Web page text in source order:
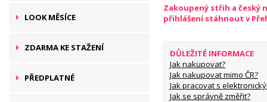
LOOK MĚSÍCE
ZDARMA KE STAŽENÍ
PŘEDPLATNÉ
Zakoupený střih a český
přihlášení stáhnout v
DŮLEŽITÉ INFORMACE
Jak nakupovat?
Jak nakupovat mimo ČR?
Jak pracovat s
Jak se správně změřit?